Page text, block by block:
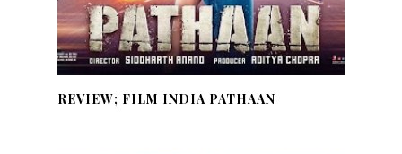
REVIEW; FILM INDIA PATHAAN